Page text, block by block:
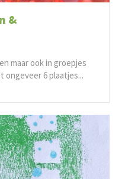
&
maar ook in groepjes
ongeveer 6 plaatjes...